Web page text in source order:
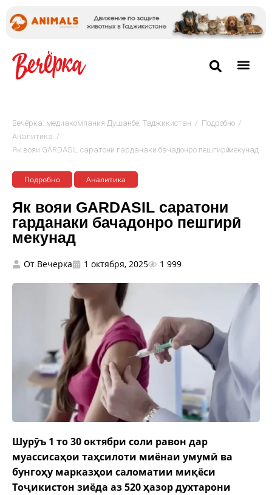
Вечёрка: медиакомпания Душанбе, Таджикистан / Подробно /
Аналитика /
Як вояи GARDASIL саратони гарданаки бачадонро пешгирӣ мекунад
Подробно Аналитика
Як вояи GARDASIL саратони
гарданаки бачадонро пешгирӣ
мекунад
От Вечерка 1 октября, 2025 1 999
Шурӯъ 1 то30октябри соли равон дар
муассисаҳои таҳсилоти миёнаи умумӣ ва
бунгоҳу марказҳои саломатии миқёси
Тоҷикистон зиёда аз 520 ҳазор духтарони